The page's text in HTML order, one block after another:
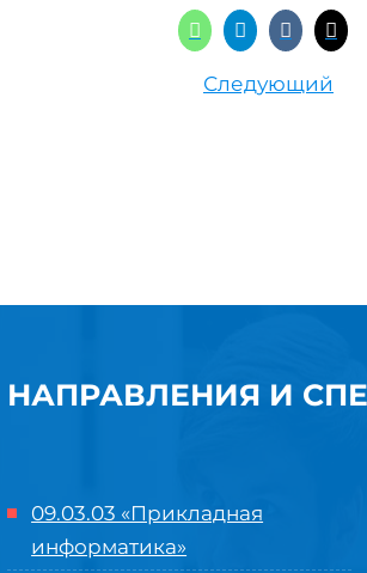
Следующий
НАПРАВЛЕНИЯ И
09.03.03 «Прикладная
информатика»